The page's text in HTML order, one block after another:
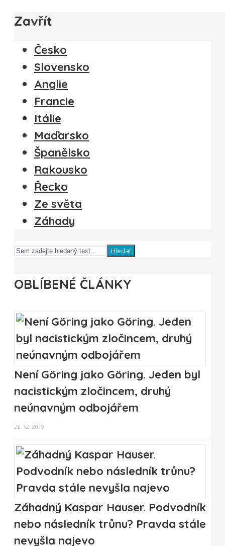
Zavřít
Česko
Slovensko
Anglie
Francie
Itálie
Maďarsko
Španělsko
Rakousko
Řecko
Ze světa
Záhady
Hledat
OBLÍBENÉ ČLÁNKY
Není Göring jako Göring. Jeden byl
nacistickým zločincem, druhý
neúnavným odbojářem
25. 12. 2019
Záhadný Kaspar Hauser. Podvodník
nebo následník trůnu? Pravda stále
nevyšla najevo